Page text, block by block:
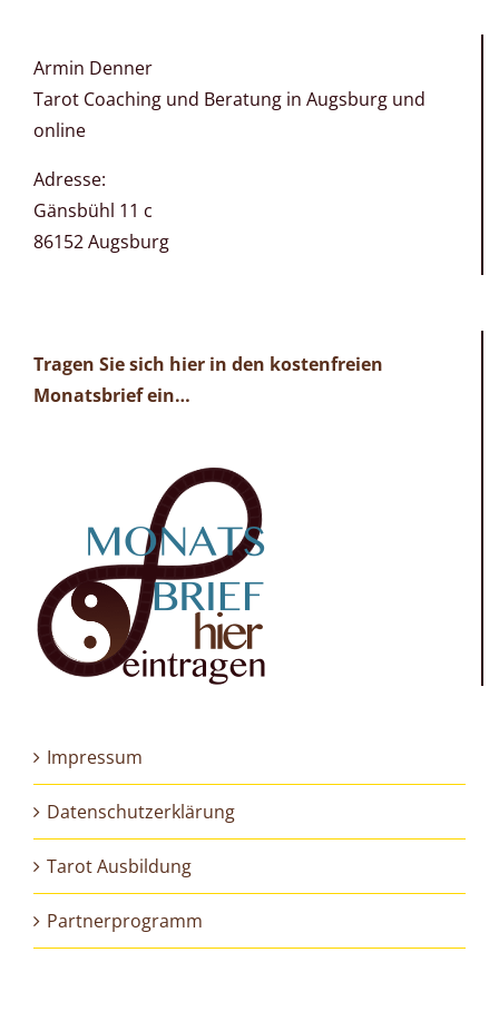
Armin Denner
Tarot Coaching und Beratung in Augsburg und
online
Adresse:
Gänsbühl 11 c
86152 Augsburg
Tragen Sie sich hier in den kostenfreien
Monatsbrief ein…
Impressum
Datenschutzerklärung
Tarot Ausbildung
Partnerprogramm